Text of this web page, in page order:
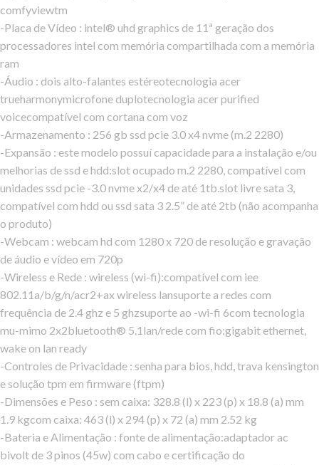
comfyviewtm
-Placa de Vídeo : intel® uhd graphics de 11ª geração dos
processadores intel com memória compartilhada com a memória
ram
-Áudio : dois alto-falantes estéreotecnologia acer
trueharmonymicrofone duplotecnologia acer purified
voicecompatível com cortana com voz
-Armazenamento : 256 gb ssd pcie 3.0 x4 nvme (m.2 2280)
-Expansão : este modelo possuí capacidade para a instalação e/ou
melhorias de ssd e hdd:slot ocupado m.2 2280, compatível com
unidades ssd pcie -3.0 nvme x2/x4 de até 1tb.slot livre sata 3,
compatível com hdd ou ssd sata 3 2.5” de até 2tb (não acompanha
o produto)
-Webcam : webcam hd com 1280 x 720 de resolução e gravação
de áudio e vídeo em 720p
-Wireless e Rede : wireless (wi-fi):compatível com iee
802.11a/b/g/n/acr2+ax wireless lansuporte a redes com
frequência de 2.4 ghz e 5 ghzsuporte ao -wi-fi 6com tecnologia
mu-mimo 2x2bluetooth® 5.1lan/rede com fio:gigabit ethernet,
wake on lan ready
-Controles de Privacidade : senha para bios, hdd, trava kensington
e solução tpm em firmware (ftpm)
-Dimensões e Peso : sem caixa: 328.8 (l) x 223 (p) x 18.8 (a) mm
1.9 kgcom caixa: 463 (l) x 294 (p) x 72 (a) mm 2.52 kg
-Bateria e Alimentação : fonte de alimentação:adaptador ac
bivolt de 3 pinos (45w) com cabo e certificação do